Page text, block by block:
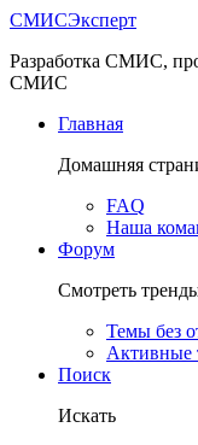
СМИСЭксперт
Разработка СМИС,
СМИС
Главная
Домашняя
FAQ
Наша
Форум
Смотреть
Темы без
Активные
Поиск
Искать